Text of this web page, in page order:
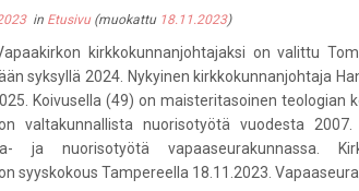
in Etusivu (muokattu 18.11.2023)
kirkkokunnanjohtajaksi on valittu
syksyllä 2024. Nykyinen kirkkokunnanjohtaja
Koivusella (49) on maisteritasoinen teologian
valtakunnallista nuorisotyötä vuodesta
ja nuorisotyötä vapaaseurakunnassa.
syyskokous Tampereella 18.11.2023.